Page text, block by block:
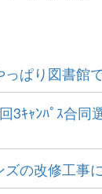
っぱり図書
3ｷｬﾝﾊﾟｽ合
の改修工事